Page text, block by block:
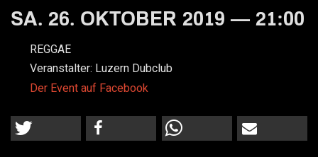
SA. 26. OKTOBER 2019 — 21:00
REGGAE
Veranstalter: Luzern Dubclub
Der Event auf Facebook